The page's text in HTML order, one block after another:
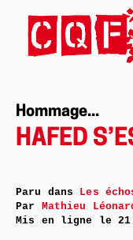
Hommage...
HAFED
Paru dans Les
Par Mathieu
Mis en ligne le